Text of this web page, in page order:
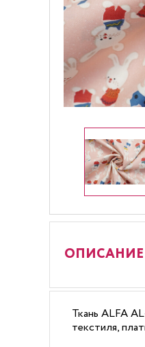
ОПИСАНИЕ
Ткань ALFA
текстиля,